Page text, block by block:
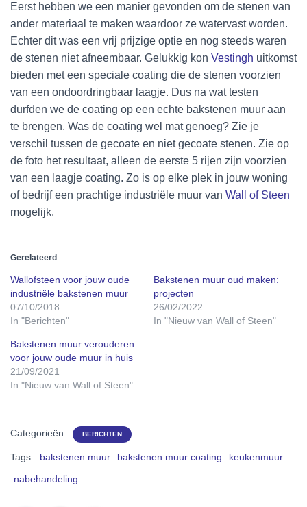
Eerst hebben we een manier gevonden om de stenen van
ander materiaal te maken waardoor ze watervast worden.
Echter dit was een vrij prijzige optie en nog steeds waren
de stenen niet afneembaar. Gelukkig kon Vestingh uitkomst
bieden met een speciale coating die de stenen voorzien
van een ondoordringbaar laagje. Dus na wat testen
durfden we de coating op een echte bakstenen muur aan
te brengen. Was de coating wel mat genoeg? Zie je
verschil tussen de gecoate en niet gecoate stenen. Zie op
de foto het resultaat, alleen de eerste 5 rijen zijn voorzien
van een laagje coating. Zo is op elke plek in jouw woning
of bedrijf een prachtige industriële muur van Wall of Steen
mogelijk.
Gerelateerd
Wallofsteen voor jouw oude
industriële bakstenen muur
07/10/2018
In "Berichten"
Bakstenen muur oud maken:
projecten
26/02/2022
In "Nieuw van Wall of Steen"
Bakstenen muur verouderen
voor jouw oude muur in huis
21/09/2021
In "Nieuw van Wall of Steen"
Categorieën: BERICHTEN
Tags: bakstenen muur bakstenen muur coating
keukenmuur
nabehandeling